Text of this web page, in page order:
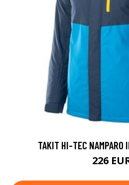
TAKIT HI-TEC NAMPARO
226